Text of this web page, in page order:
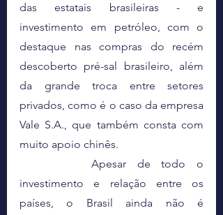
das estatais brasileiras - e
investimento em petróleo, com o
destaque nas compras do recém
descoberto pré-sal brasileiro, além
da grande troca entre setores
privados, como é o caso da empresa
Vale S.A., que também consta com
muito apoio chinês.
		Apesar de todo o
investimento e relação entre os
países, o Brasil ainda não é